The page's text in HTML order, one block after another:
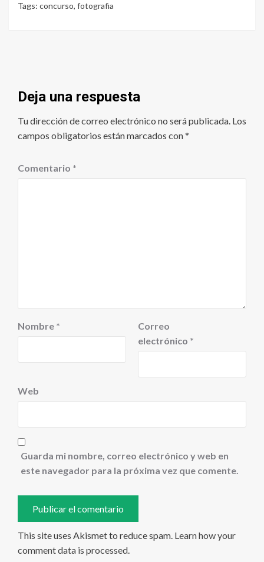
Tags: concurso, fotografia
Deja una respuesta
Tu dirección de correo electrónico no será publicada. Los
campos obligatorios están marcados con*
Comentario *
Nombre *
Correo
electrónico *
Web
Guarda mi nombre, correo electrónico y web en
este navegador para la próxima vez que comente.
This site uses Akismet to reduce spam. Learn how your
comment data is processed.